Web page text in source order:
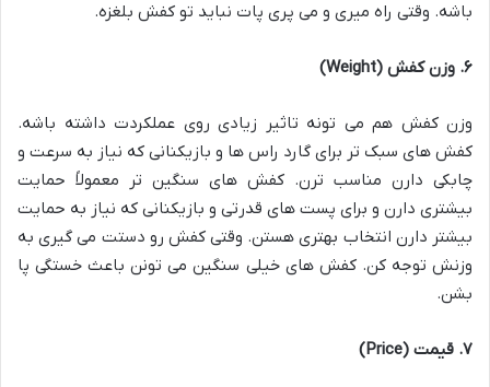
باشه. وقتی راه میری و می پری پات نباید تو کفش بلغزه.
۶. وزن کفش (Weight)
وزن کفش هم می تونه تاثیر زیادی روی عملکردت داشته باشه.
کفش های سبک تر برای گارد راس ها و بازیکنانی که نیاز به سرعت و
چابکی دارن مناسب ترن. کفش های سنگین تر معمولاً حمایت
بیشتری دارن و برای پست های قدرتی و بازیکنانی که نیاز به حمایت
بیشتر دارن انتخاب بهتری هستن. وقتی کفش رو دستت می گیری به
وزنش توجه کن. کفش های خیلی سنگین می تونن باعث خستگی پا
بشن.
۷. قیمت (Price)